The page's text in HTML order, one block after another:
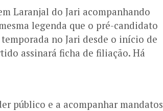
Laranjal do Jari acompanhando
legenda que o pré-candidato
no Jari desde o início de
assinará ficha de filiação. Há
público e a acompanhar mandatos